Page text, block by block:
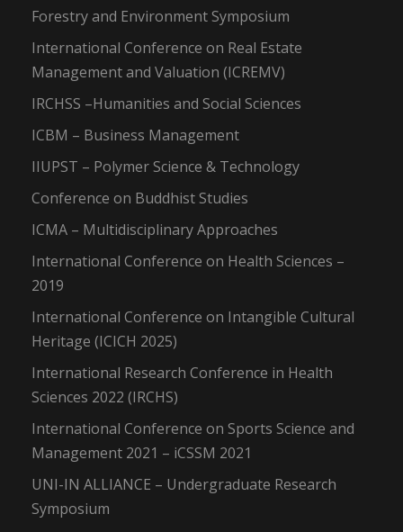
Forestry and Environment Symposium
International Conference on Real Estate
Management and Valuation (ICREMV)
IRCHSS –Humanities and Social Sciences
ICBM – Business Management
IIUPST – Polymer Science & Technology
Conference on Buddhist Studies
ICMA – Multidisciplinary Approaches
International Conference on Health Sciences –
2019
International Conference on Intangible Cultural
Heritage (ICICH 2025)
International Research Conference in Health
Sciences 2022 (IRCHS)
International Conference on Sports Science and
Management 2021 – iCSSM 2021
UNI-IN ALLIANCE – Undergraduate Research
Symposium